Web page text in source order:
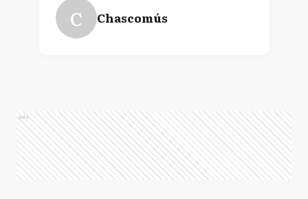
C Chascomús
Ads